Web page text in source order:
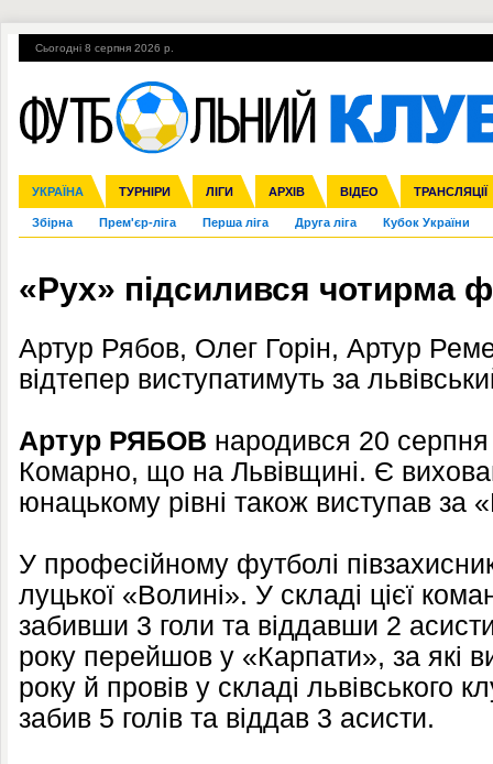
Сьогодні 8 серпня 2026 р.
УКРАЇНА ТУРНІРИ ЛІГИ АРХІВ ВІДЕО ТРАНСЛЯЦІЇ
Збірна Прем'єр-ліга Перша ліга Друга ліга Кубок України
Ліга чемпіонів Ліга Європи Міжнародні Ліга націй Ліга
Англія Іспанія Італія Німеччина Франція Інші
ЧС-2014 ЄВРО-2016 Росія Кубок конфедерацій ЧЄ-2015 (U-
Гарячі теми УПЛ, 2-й тур ВІЙНА УПЛ-ПЕРЕХОДИ
«Рух» підсилився чотирма
Артур Рябов, Олег Горін, Артур
відтепер виступатимуть за
Артур РЯБОВ народився 20 серпня
Комарно, що на Львівщині. Є
юнацькому рівні також виступав за
У професійному футболі
луцької «Волині». У складі цієї
забивши 3 голи та віддавши 2
року перейшов у «Карпати», за які
року й провів у складі львівського
забив 5 голів та віддав 3 асисти.